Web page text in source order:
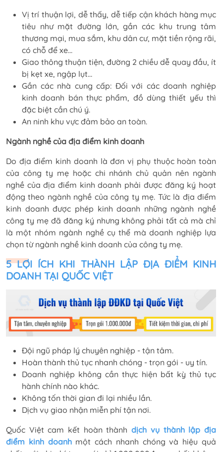
Vị trí thuận lợi, dễ thấy, dễ tiếp cận khách hàng mục
tiêu như mặt đường lớn, gần các khu trung tâm
thương mại, mua sắm, khu dân cư, mặt tiền rộng rãi,
có chỗ để xe…
Giao thông thuận tiện, đường 2 chiều dễ quay đầu, ít
bị kẹt xe, ngập lụt…
Gần các nhà cung cấp: Đối với các doanh nghiệp
kinh doanh bán thực phẩm, đồ dùng thiết yếu thì
đặc biệt cần chú ý.
An ninh khu vực đảm bảo an toàn.
Ngành nghề của địa điểm kinh doanh
Do địa điểm kinh doanh là đơn vị phụ thuộc hoàn toàn
của công ty mẹ hoặc chi nhánh chủ quản nên ngành
nghề của địa điểm kinh doanh phải được đăng ký hoạt
động theo ngành nghề của công ty mẹ. Tức là địa điểm
kinh doanh được phép kinh doanh những ngành nghề
công ty mẹ đã đăng ký nhưng không phải tất cả mà chỉ
là một nhóm ngành nghề cụ thể mà doanh nghiệp lựa
chọn từ ngành nghề kinh doanh của công ty mẹ.
5 LỢI ÍCH KHI THÀNH LẬP ĐỊA ĐIỂM KINH
DOANH TẠI QUỐC VIỆT
Đội ngũ pháp lý chuyên nghiệp - tận tâm.
Hoàn thành thủ tục nhanh chóng - trọn gói - uy tín.
Doanh nghiệp không cần thực hiện bất kỳ thủ tục
hành chính nào khác.
Không tốn thời gian đi lại nhiều lần.
Dịch vụ giao nhận miễn phí tận nơi.
Quốc Việt cam kết hoàn thànhdịch vụ thành lập địa
điểm kinh doanhmột cách nhanh chóng và hiệu quả